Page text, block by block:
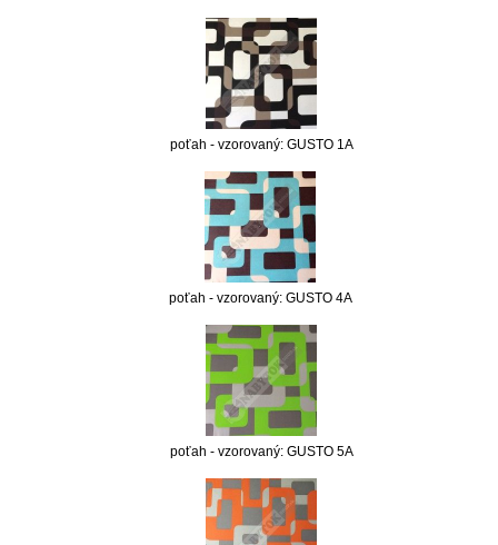
poťah - vzorovaný: GUSTO 1A
poťah - vzorovaný: GUSTO 4A
poťah - vzorovaný: GUSTO 5A